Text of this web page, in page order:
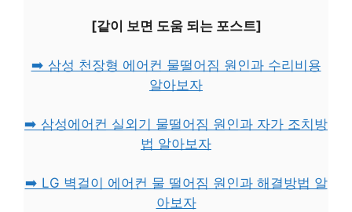
[같이 보면 도움 되는 포스트]
➡️ 삼성 천장형 에어컨 물떨어짐 원인과 수리비용
알아보자
➡️ 삼성에어컨 실외기 물떨어짐 원인과 자가 조치방
법 알아보자
➡️ LG 벽걸이 에어컨 물 떨어짐 원인과 해결방법 알
아보자